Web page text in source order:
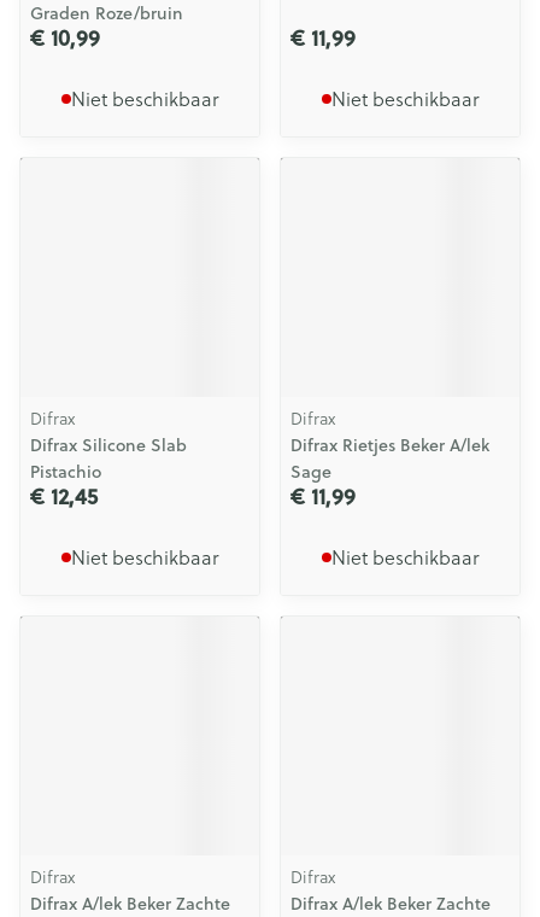
Graden Roze/bruin
€ 10,99
Niet beschikbaar
€ 11,99
Niet beschikbaar
Difrax
Difrax Silicone Slab
Pistachio
€ 12,45
Niet beschikbaar
Difrax
Difrax Rietjes Beker A/lek
Sage
€ 11,99
Niet beschikbaar
Difrax
Difrax A/lek Beker Zachte
Difrax
Difrax A/lek Beker Zachte